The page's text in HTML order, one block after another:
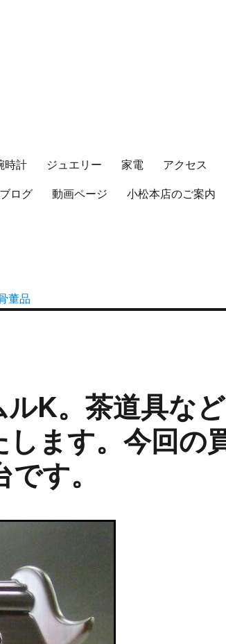
時計 ジュエリー 家電 アクセス
ブログ 動画ページ 小松本店のご案内
董品
K。茶道具など
ます。今回の
す。